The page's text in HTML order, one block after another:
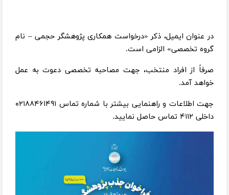
در عنوان ایمیل، ذکر «درخواست همکاری پژوهشگر حجمی – نام
گروه تخصصی» الزامی است.
صرفاً از افراد منتخب، جهت مصاحبه تخصصی دعوت به عمل
خواهد آمد.
جهت اطلاعات و راهنمایی بیشتر با شماره تماس ۰۲۱۸۸۴۶۱۴۹۱
داخلی ۴۱۱۲ تماس حاصل نمایید.